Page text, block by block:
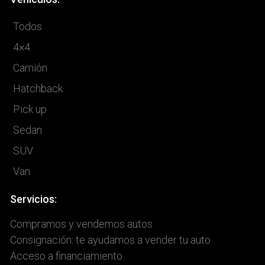
Todos
4×4
Camión
Hatchback
Pick up
Sedan
SUV
Van
Servicios:
Compramos y vendemos autos
Consignación: te ayudamos a vender tu auto
Acceso a financiamiento